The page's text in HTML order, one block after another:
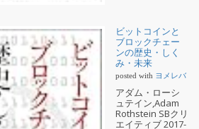
ビットコインと
ブロックチェー
ンの歴史・しく
み・未来
posted with ヨメレバ
アダム・ローシ
ュテイン,Adam
Rothstein SBクリ
エイティブ 2017-